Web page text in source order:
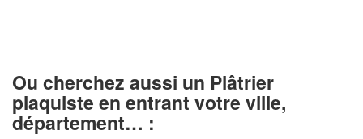
Ou cherchez aussi un Plâtrier
plaquiste en entrant votre ville,
département… :